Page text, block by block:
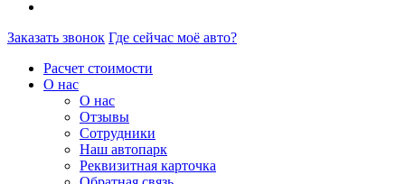
Заказать звонок Где сейчас моё авто?
Расчет стоимости
О нас
О нас
Отзывы
Сотрудники
Наш автопарк
Реквизитная карточка